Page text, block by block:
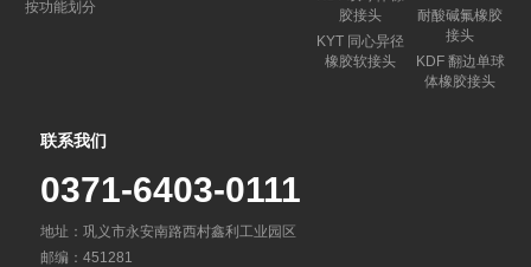
按功能划分
胶接头
KYT 同心异径
橡胶软接头
耐酸碱氟橡胶
接头
KDF 翻边单球
体橡胶接头
联系我们
0371-6403-0111
地址：巩义市永安南路西村鑫利工业园区
邮编：451281